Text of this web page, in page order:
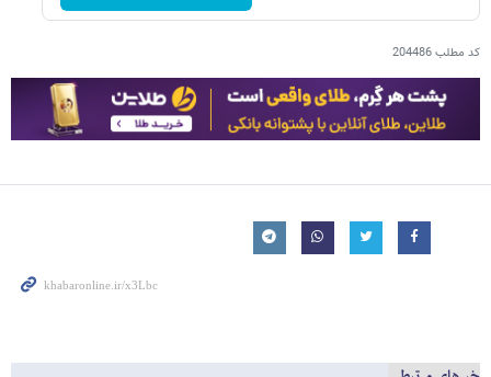
کد مطلب204486